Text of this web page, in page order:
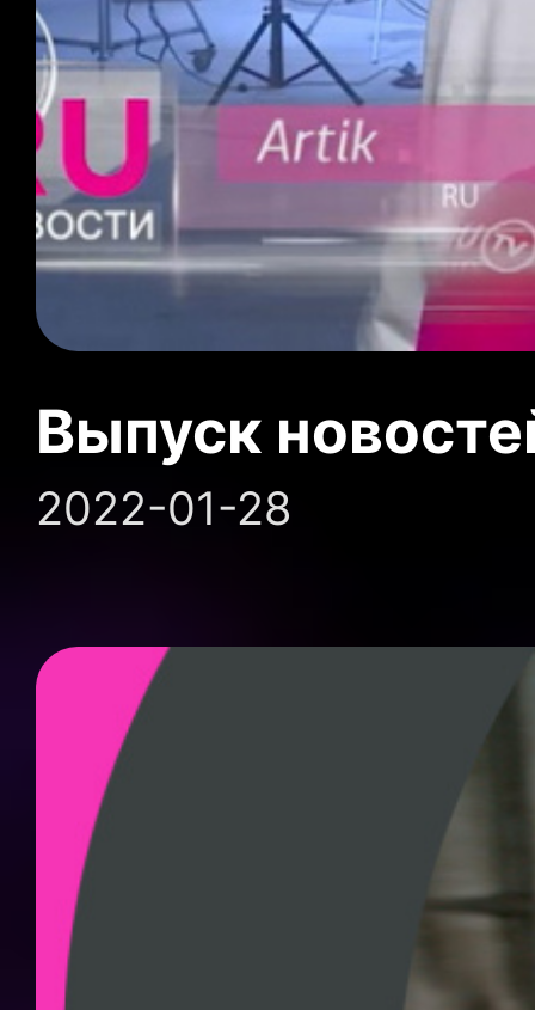
Выпуск
2022-01-28